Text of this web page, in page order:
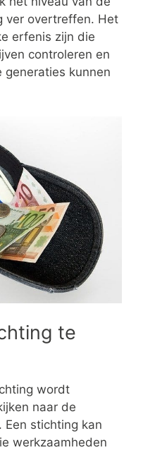
ver overtreffen. Het
erfenis zijn die
controleren en
kunnen
te
wordt
naar de
Een stichting kan
werkzaamheden